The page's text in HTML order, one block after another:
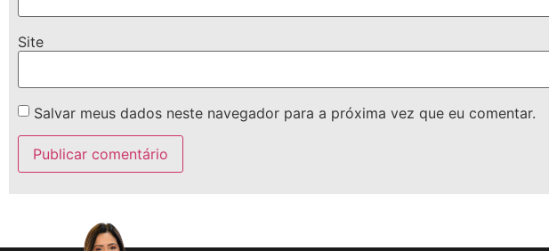
Site
Salvar meus dados neste navegador para a próxima vez que eu comentar.